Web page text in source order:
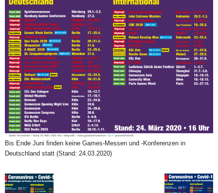
Bis Ende Juni finden keine Games-Messen und -Konferenzen in
Deutschland statt (Stand: 24.03.2020)